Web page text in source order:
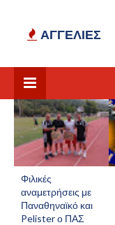
ΑΓΓΕΛΙΕΣ
Φιλικές
αναμετρήσεις με
Παναθηναϊκό και
Pelister ο ΠΑΣ